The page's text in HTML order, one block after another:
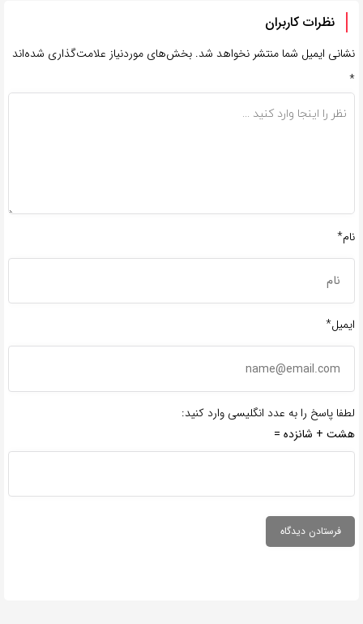
نظرات کاربران
نشانی ایمیل شما منتشر نخواهد شد. بخش‌های موردنیاز علامت‌گذاری شده‌اند
*
نام*
ایمیل*
لطفا پاسخ را به عدد انگلیسی وارد کنید:
هشت + شانزده =